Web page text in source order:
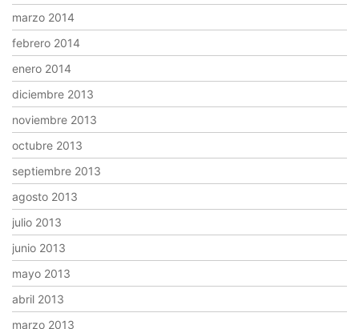
marzo 2014
febrero 2014
enero 2014
diciembre 2013
noviembre 2013
octubre 2013
septiembre 2013
agosto 2013
julio 2013
junio 2013
mayo 2013
abril 2013
marzo 2013